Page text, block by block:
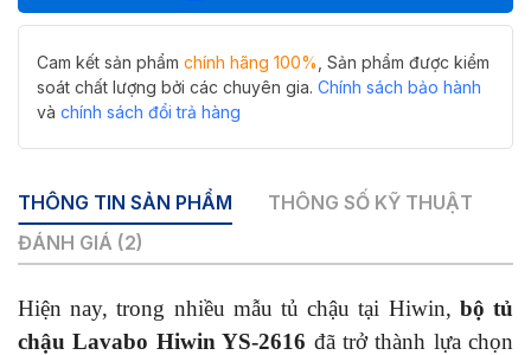
cốm
sắc
hồng
số
Cam kết sản phẩm chính hãng 100% , Sản phẩm được kiểm
soát chất lượng bởi các chuyên gia. Chính sách bảo hành
và chính sách đổi trả hàng
THÔNG TIN SẢN PHẨM
THÔNG SỐ KỸ THUẬT
ĐÁNH GIÁ (2)
Hiện nay, trong nhiều mẫu tủ chậu tại Hiwin, bộ tủ
chậu Lavabo Hiwin YS-2616 đã trở thành lựa chọn